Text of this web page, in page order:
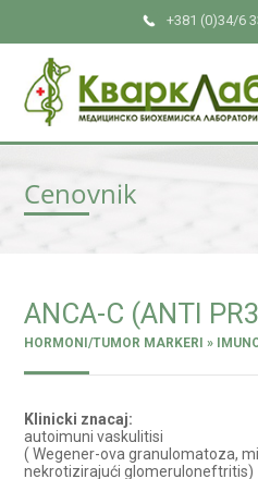
+381 (0)34/6
Cenovnik
ANCA-C (ANTI
HORMONI/TUMOR MARKERI »
Klinicki znacaj:
autoimuni vaskulitisi
( Wegener-ova granulomatoza,
nekrotizirajući glomeruloneftritis)